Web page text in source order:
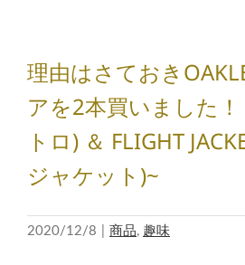
理由はさておき
アを2本買いました
トロ) ＆ FLIGHT
ジャケット)~
2020/12/8 商品, 趣味